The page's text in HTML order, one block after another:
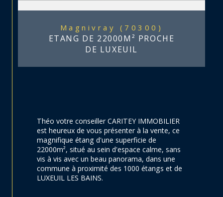
Magnivray (70300)
ETANG DE 22000M² PROCHE
DE LUXEUIL
Théo votre conseiller CARITEY IMMOBILIER
est heureux de vous présenter à la vente, ce
magnifique étang d'une superficie de
22000m², situé au sein d'espace calme, sans
vis à vis avec un beau panorama, dans une
commune à proximité des 1000 étangs et de
LUXEUIL LES BAINS.